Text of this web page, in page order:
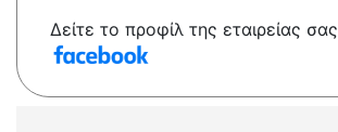
Δείτε το προφίλ της εταιρείας σας